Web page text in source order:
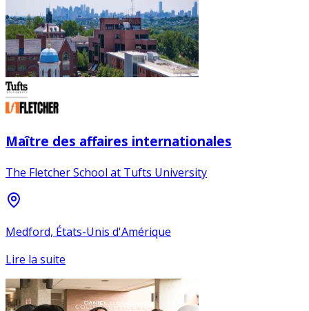
Maître des affaires internationales
The Fletcher School at Tufts University
Medford, États-Unis d'Amérique
Lire la suite